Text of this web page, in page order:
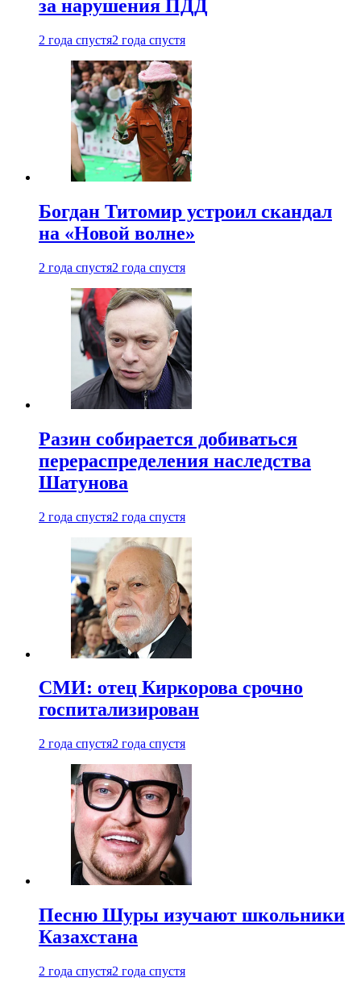
за нарушения ПДД
2 года спустя2 года спустя
Богдан Титомир устроил скандал
на «Новой волне»
2 года спустя2 года спустя
Разин собирается добиваться
перераспределения наследства
Шатунова
2 года спустя2 года спустя
СМИ: отец Киркорова срочно
госпитализирован
2 года спустя2 года спустя
Песню Шуры изучают школьники
Казахстана
2 года спустя2 года спустя